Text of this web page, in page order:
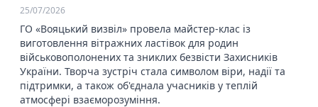
25/07/2026
ГО «Вояцький визвіл» провела майстер-клас із
виготовлення вітражних ластівок для родин
військовополонених та зниклих безвісти Захисників
України. Творча зустріч стала символом віри, надії та
підтримки, а також об'єднала учасників у теплій
атмосфері взаєморозуміння.